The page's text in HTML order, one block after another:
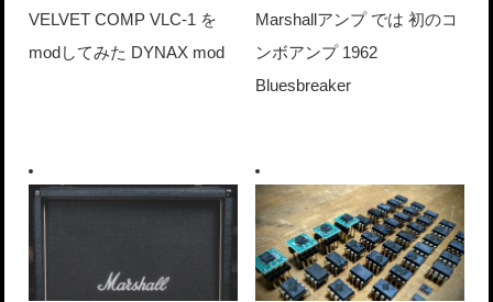
VELVET COMP VLC-1 を
modしてみた DYNAX mod
Marshallアンプ では 初のコ
ンボアンプ 1962
Bluesbreaker